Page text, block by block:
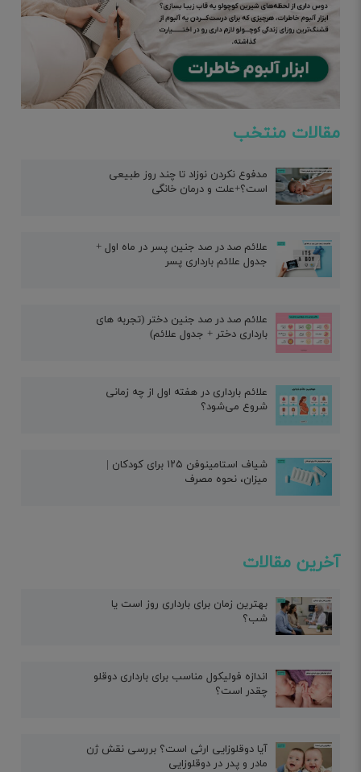
مقالات منتخب
مدفوع نکردن نوزاد تا چند روز طبیعی
است؟+علت و درمان خانگی
علائم صد در صد جنین پسر در ماه اول +
جدول علائم بارداری پسر
علائم صد در صد جنین دختر (تجربه های
بارداری دختر + جدول علائم)
علائم بارداری در هفته اول از چه زمانی
شروع می‌شود؟
شیاف استامینوفن ۱۲۵ برای کودکان |
میزان، نحوه مصرف
آخرین مقالات
بهترین زمان برای بارداری روز است یا
شب؟
اندازه فولیکول مناسب برای بارداری دوقلو
چقدر است؟
آیا دوقلوزایی ارثی است؟ بررسی نقش ژن
مادر و پدر در دوقلوزایی